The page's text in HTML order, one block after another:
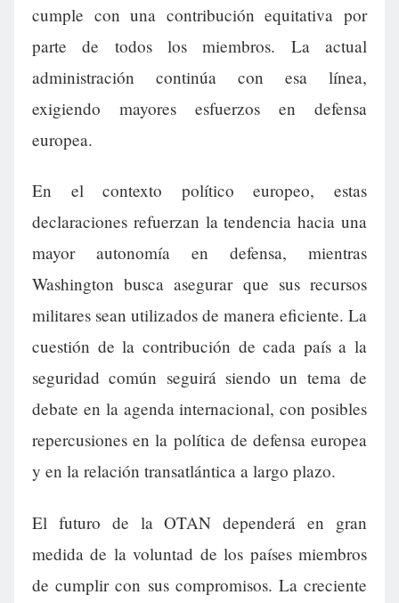
cumple con una contribución equitativa por
parte de todos los miembros. La actual
administración continúa con esa línea,
exigiendo mayores esfuerzos en defensa
europea.
En el contexto político europeo, estas
declaraciones refuerzan la tendencia hacia una
mayor autonomía en defensa, mientras
Washington busca asegurar que sus recursos
militares sean utilizados de manera eficiente. La
cuestión de la contribución de cada país a la
seguridad común seguirá siendo un tema de
debate en la agenda internacional, con posibles
repercusiones en la política de defensa europea
y en la relación transatlántica a largo plazo.
El futuro de la OTAN dependerá en gran
medida de la voluntad de los países miembros
de cumplir con sus compromisos. La creciente